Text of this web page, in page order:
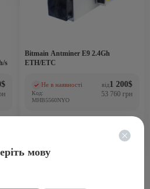
s
$
Bitmain Antminer E9 2.4Gh
ETH/ETC
Не в наявності
(0)
Код:
MHB5560NYO
від1 200$
53 760 грн
мову